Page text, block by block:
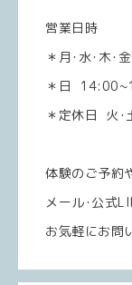
営業日時
＊月･水･木
＊日
＊定休日 火･
体験のご予約
メール･公式
お気軽にお問